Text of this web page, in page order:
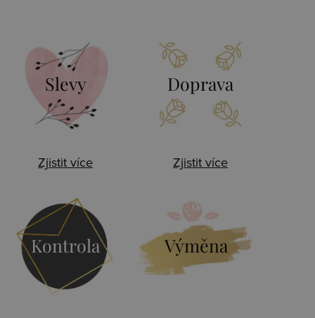
Slevy
Zjistit více
Doprava
Zjistit více
Kontrola Výměna